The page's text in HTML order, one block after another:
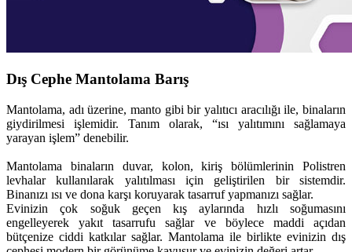
Dış Cephe Mantolama Barış
Mantolama, adı üzerine, manto gibi bir yalıtıcı aracılığı ile, binaların
giydirilmesi işlemidir. Tanım olarak, “ısı yalıtımını sağlamaya
yarayan işlem” denebilir.
Mantolama binaların duvar, kolon, kiriş bölümlerinin Polistren
levhalar kullanılarak yalıtılması için geliştirilen bir sistemdir.
Binanızı ısı ve dona karşı koruyarak tasarruf yapmanızı sağlar.
Evinizin çok soğuk geçen kış aylarında hızlı soğumasını
engelleyerek yakıt tasarrufu sağlar ve böylece maddi açıdan
bütçenize ciddi katkılar sağlar. Mantolama ile birlikte evinizin dış